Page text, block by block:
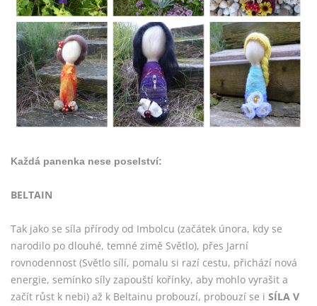
Každá panenka nese poselství:
BELTAIN
Tak jako se síla přírody od Imbolcu (začátek února, kdy se
narodilo po dlouhé, temné zimě Světlo), přes Jarní
rovnodennost (Světlo sílí, pomalu si razí cestu, přichází nová
energie, semínko síly zapouští kořínky, aby mohlo vyrašit a
začít růst k nebi) až k Beltainu probouzí, probouzí se i SÍLA V